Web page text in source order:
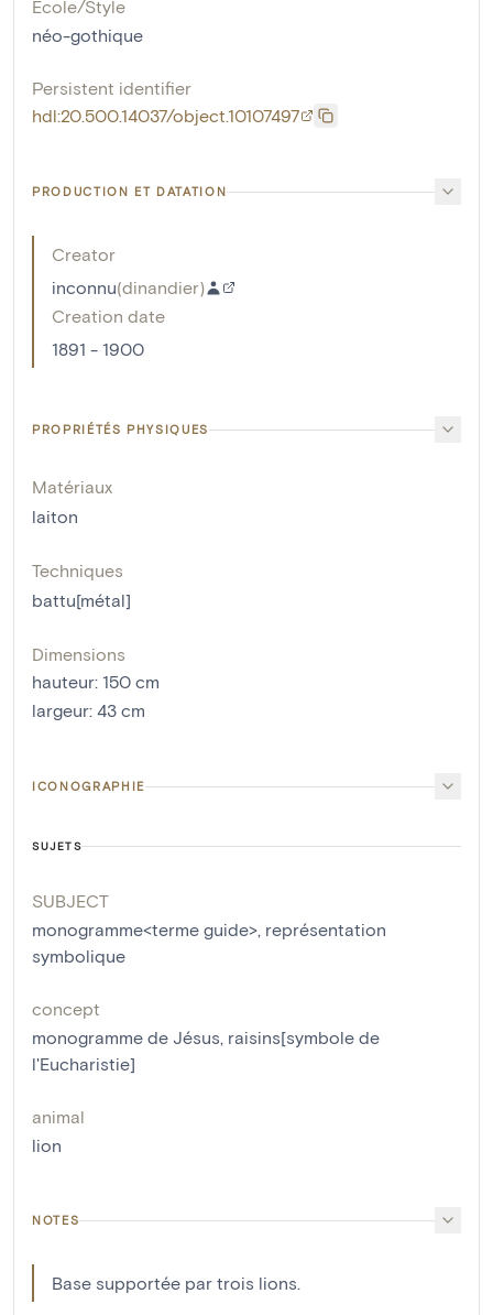
École/Style
néo-gothique
Persistent identifier
hdl:20.500.14037/object.10107497
PRODUCTION ET DATATION
Creator
inconnu(dinandier)
Creation date
1891 - 1900
PROPRIÉTÉS PHYSIQUES
Matériaux
laiton
Techniques
battu[métal]
Dimensions
hauteur: 150 cm
largeur: 43 cm
ICONOGRAPHIE
SUJETS
SUBJECT
monogramme<terme guide>, représentation
symbolique
concept
monogramme de Jésus, raisins[symbole de
l'Eucharistie]
animal
lion
NOTES
Base supportée par trois lions.